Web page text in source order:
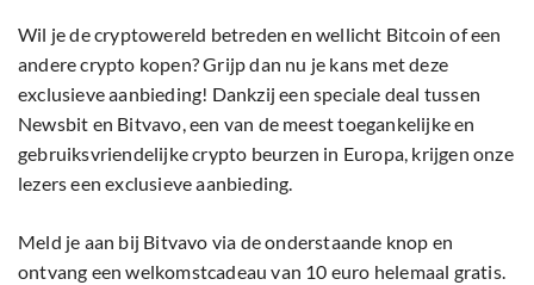
Wil je de cryptowereld betreden en wellicht Bitcoin of een
andere crypto kopen? Grijp dan nu je kans met deze
exclusieve aanbieding! Dankzij een speciale deal tussen
Newsbit en Bitvavo, een van de meest toegankelijke en
gebruiksvriendelijke crypto beurzen in Europa, krijgen onze
lezers een exclusieve aanbieding.
Meld je aan bij Bitvavo via de onderstaande knop en
ontvang een welkomstcadeau van 10 euro helemaal gratis.